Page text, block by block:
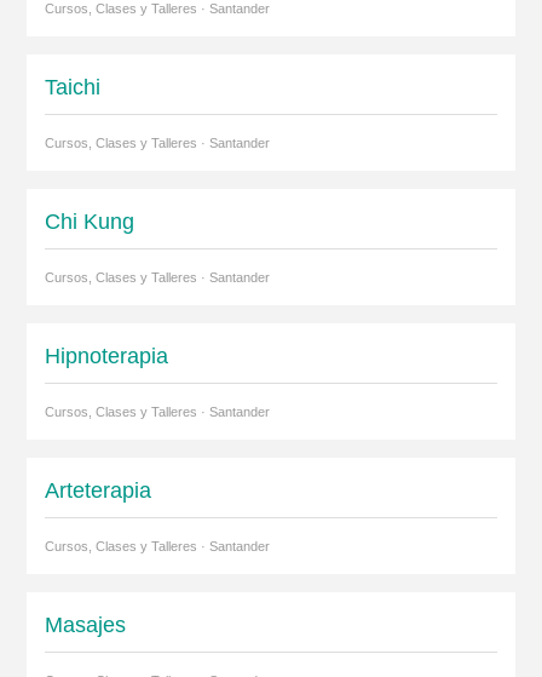
Cursos, Clases y Talleres · Santander
Taichi
Cursos, Clases y Talleres · Santander
Chi Kung
Cursos, Clases y Talleres · Santander
Hipnoterapia
Cursos, Clases y Talleres · Santander
Arteterapia
Cursos, Clases y Talleres · Santander
Masajes